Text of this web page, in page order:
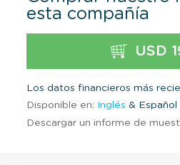
esta compañía
USD
Los datos financieros más
Disponible en: Inglés & Español
Descargar un informe de